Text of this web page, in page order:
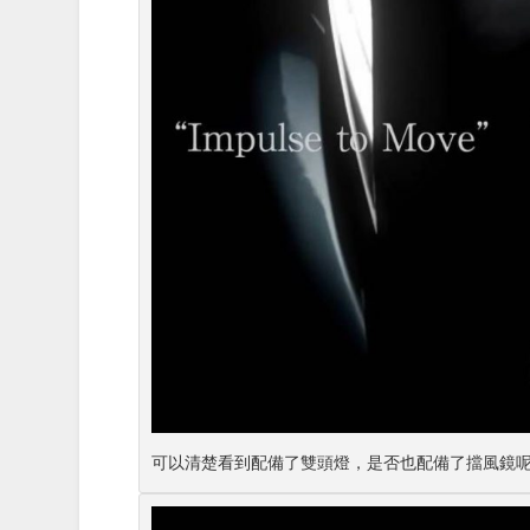
可以清楚看到配備了雙頭燈，是否也配備了擋風鏡